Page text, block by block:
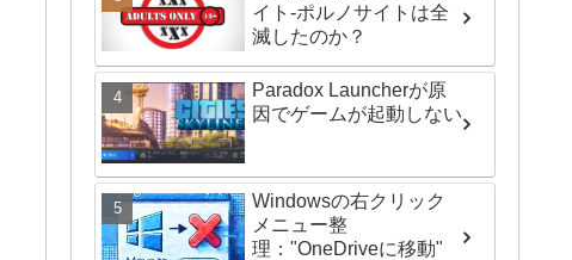
イト-ポルノサイトは全
滅したのか？
Paradox Launcherが原
因でゲームが起動しない
Windowsの右クリック
メニュー整
理："OneDriveに移動"